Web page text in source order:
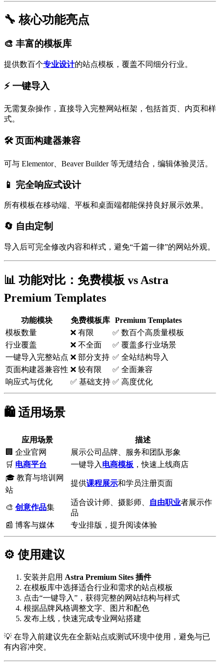
🔧 核心功能亮点
🎨 丰富的模板库
提供数百个专业设计的站点模板，覆盖不同细分行业。
⚡ 一键导入
无需复杂操作，直接导入完整网站框架，包括首页、内页和样
式。
🛠️ 页面构建器兼容
可与 Elementor、Beaver Builder 等无缝结合，编辑体验灵活。
📱 完全响应式设计
所有模板在移动端、平板和桌面端都能保持良好展示效果。
🔄 自由定制
导入后可完全修改内容和样式，避免“千篇一律”的网站外观。
📊 功能对比：免费模板 vs Astra
Premium Templates
功能模块 免费模板库 Premium Templates
模板数量
❌ 有限
✅ 数百个高质量模板
行业覆盖
❌ 不全面
✅ 覆盖多行业场景
一键导入完整站点 ❌ 部分支持 ✅ 全站结构导入
页面构建器兼容性 ❌ 较有限
✅ 全面兼容
响应式与优化
✅ 基础支持 ✅ 高度优化
🛍️ 适用场景
应用场景
描述
🏢 企业官网
展示公司品牌、服务和团队形象
🛒 电商平台 一键导入 电商模板 ，快速上线商店
🎓 教育与培训网
站
提供课程展示和学员注册页面
🎨 创意作品集
适合设计师、摄影师、 自由职业者展示作
品
📰 博客与媒体
专业排版，提升阅读体验
⚙️ 使用建议
安装并启用 Astra Premium Sites 插件
在模板库中选择适合行业和需求的站点模板
点击“一键导入”，获得完整的网站结构与样式
根据品牌风格调整文字、图片和配色
发布上线，快速完成专业网站搭建
💡 在导入前建议先在全新站点或测试环境中使用，避免与已
有内容冲突。